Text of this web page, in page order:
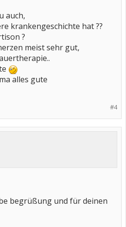
auch,
krankengeschichte hat ??
?
meist sehr gut,
alles gute
#4
begrüßung und für deinen